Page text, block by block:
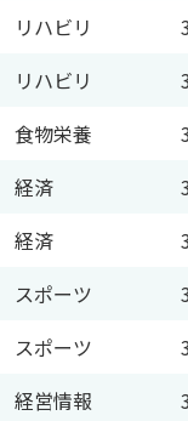
リハビリ
リハビリ
食物栄養
経済
経済
スポーツ
スポーツ
経営情報